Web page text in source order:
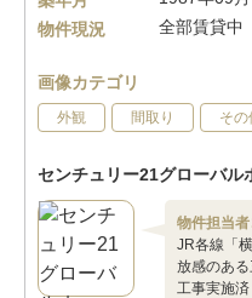
物件現況
全部賃貸中
画像カテゴリ
外観 間取り そ
センチュリー21グローバル
物件担当者
JR各線「
放感のあ
工事実施